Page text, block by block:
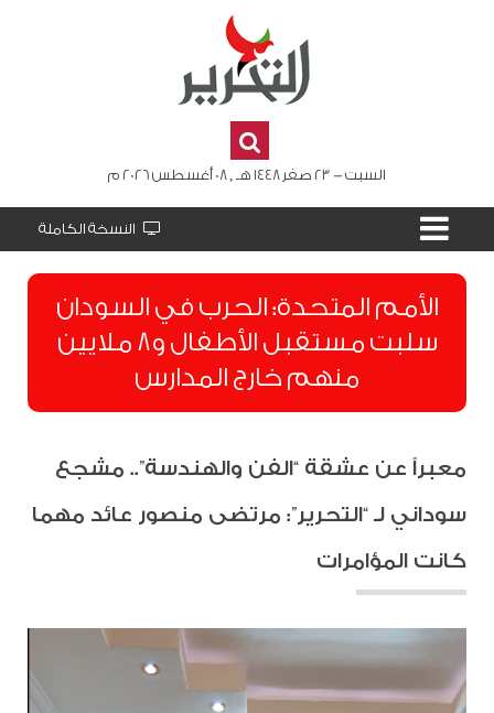
السبت - 23 صفر 1448 هـ , 08 أغسطس 2026 م
النسخة الكاملة
الأمم المتحدة: الحرب في السودان
سلبت مستقبل الأطفال و8 ملايين
منهم خارج المدارس
معبراً عن عشقة “الفن والهندسة”.. مشجع
سوداني لـ “التحرير”: مرتضى منصور عائد مهما
كانت المؤامرات